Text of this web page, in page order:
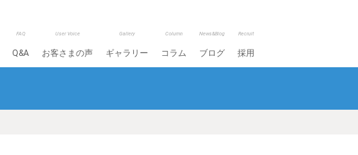
FAQ
Q&A
User Voice
お客さまの声
Gallery
ギャラリー
Column
コラム
News&Blog
ブログ
Recruit
採用